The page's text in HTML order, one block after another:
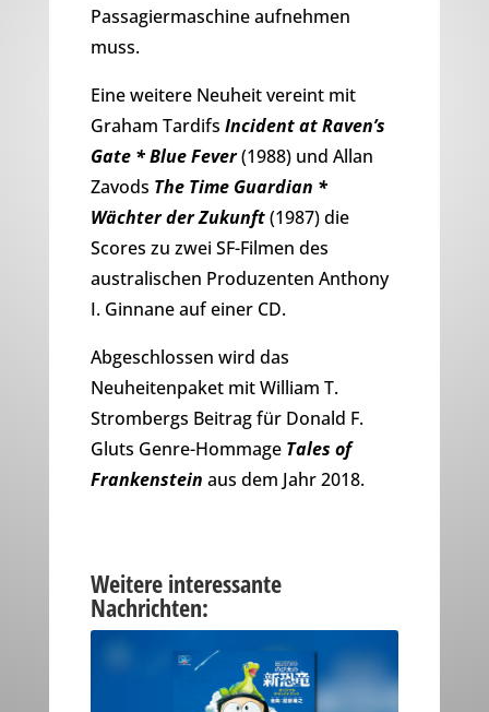
Passagiermaschine aufnehmen
muss.
Eine weitere Neuheit vereint mit
Graham Tardifs Incident at Raven’s
Gate * Blue Fever(1988) und Allan
Zavods The Time Guardian *
Wächter der Zukunft(1987) die
Scores zu zwei SF-Filmen des
australischen Produzenten Anthony
I. Ginnane auf einer CD.
Abgeschlossen wird das
Neuheitenpaket mit William T.
Strombergs Beitrag für Donald F.
Gluts Genre-Hommage Tales of
Frankenstein aus dem Jahr 2018.
Weitere interessante
Nachrichten: